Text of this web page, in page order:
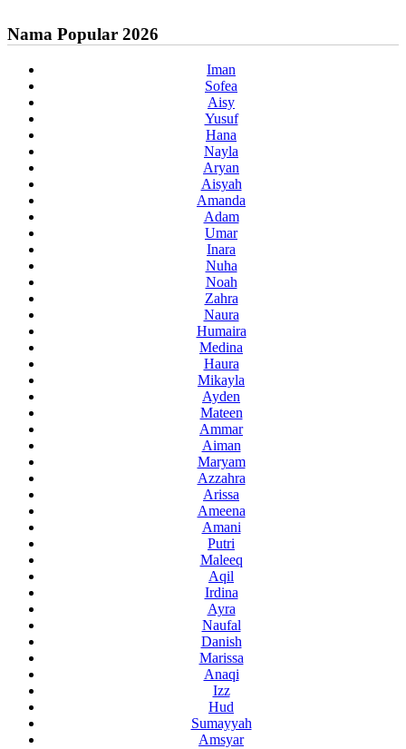
Nama Popular 2026
Iman
Sofea
Aisy
Yusuf
Hana
Nayla
Aryan
Aisyah
Amanda
Adam
Umar
Inara
Nuha
Noah
Zahra
Naura
Humaira
Medina
Haura
Mikayla
Ayden
Mateen
Ammar
Aiman
Maryam
Azzahra
Arissa
Ameena
Amani
Putri
Maleeq
Aqil
Irdina
Ayra
Naufal
Danish
Marissa
Anaqi
Izz
Hud
Sumayyah
Amsyar